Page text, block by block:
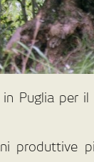
Puglia per il
produttive